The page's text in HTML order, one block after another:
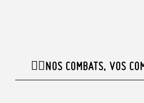
✊🏾NOS COMBATS, VOS